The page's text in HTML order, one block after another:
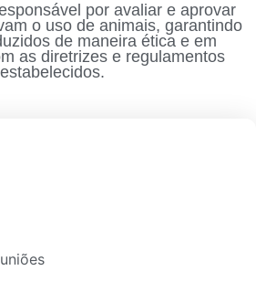
por avaliar e aprovar
o uso de animais, garantindo
de maneira ética e em
as diretrizes e regulamentos
estabelecidos.